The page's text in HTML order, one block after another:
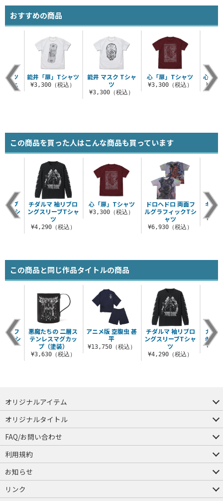
おすすめの商品
能井 マスク Tシャ
ツ
¥3,300（税込）
心「扉」Tシャツ
¥3,300（税込）
心 Tシ
ャツ
Ver.
込）
能井「扉」Tシャツ
¥3,300（税込）
この商品を買った人はこんな商品も買っています
心「扉」Tシャツ
¥3,300（税込）
ドロヘドロ 両面フ
ルグラフィックTシ
ャツ
¥6,930（税込）
ギョ
リブ
ブTシ
チダルマ 袖リブロ
ングスリーブTシャ
ツ
¥4,290（税込）
この商品と同じ作品タイトルの商品
アニメ版 空腹虫 甚
平
¥13,750（税込）
チダルマ 袖リブロ
ングスリーブTシャ
ツ
¥4,290（税込）
カイ
ギョ
面フ
クTシ
悪魔たちの 二層ス
テンレスマグカッ
プ（塗装）
¥3,630（税込）
オリジナルアイテム
つままれ
つかまれ
ピョコッテ
オリジナルタイトル
アイテムヤ
ミスカトニック大學購買部
FAQ/お問い合わせ
FAQ
お問い合わせ
利用規約
会員規約・ポイント規約
特定商取引法に関する表示
プライバシーポリシー
お知らせ
店舗情報
採用情報
発売日変更のお知らせ
販売代理店・取扱店募集
海外のご案内（English）
リンク